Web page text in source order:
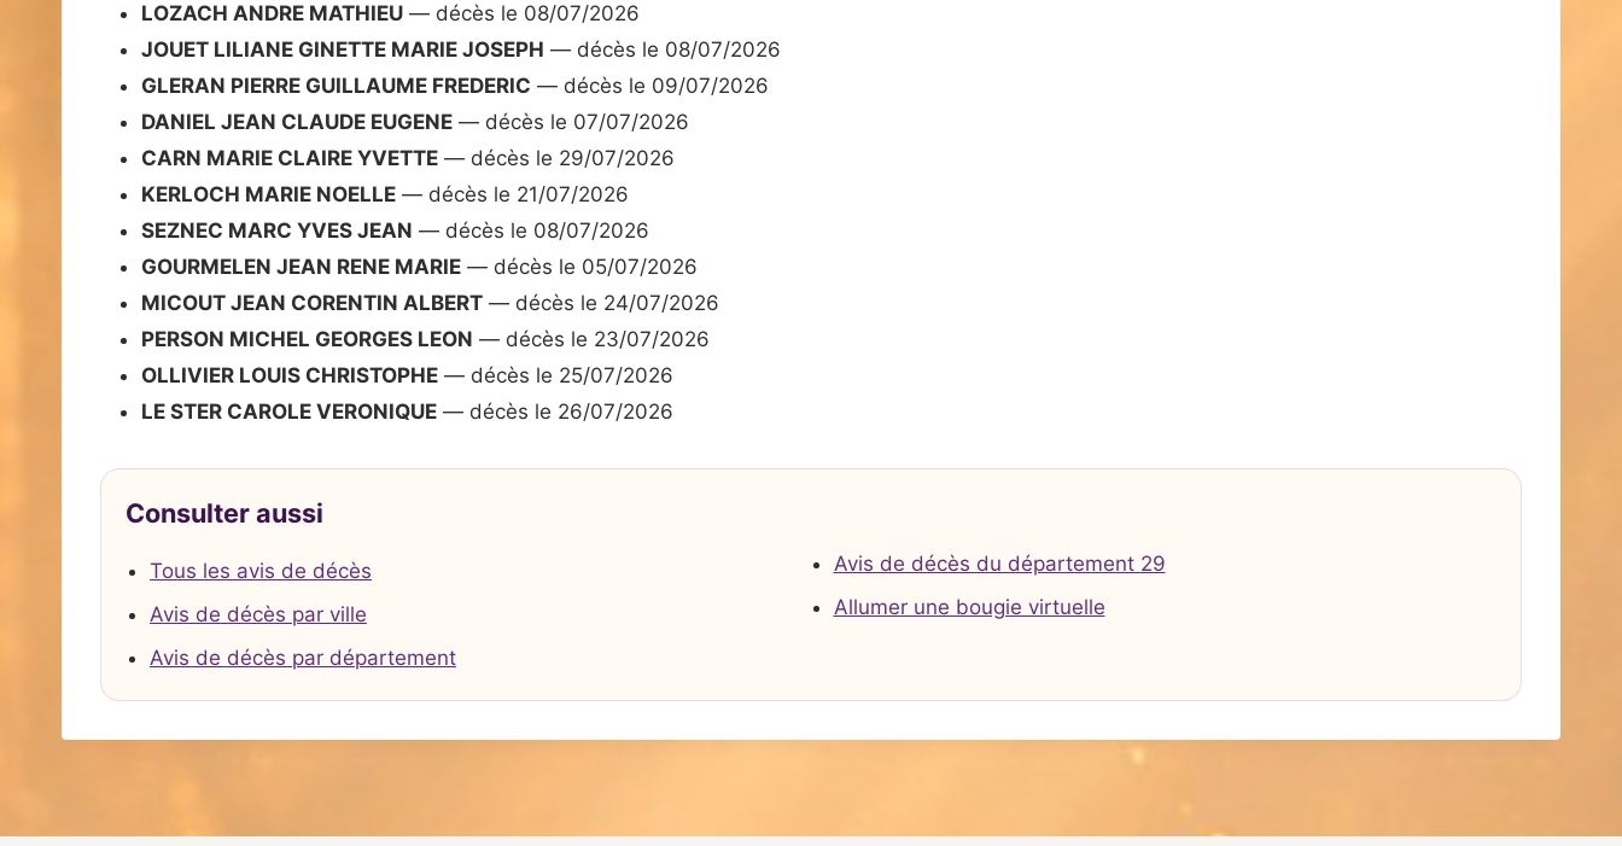
LOZACH ANDRE MATHIEU — décès le 08/07/2026
JOUET LILIANE GINETTE MARIE JOSEPH — décès le 08/07/2026
GLERAN PIERRE GUILLAUME FREDERIC — décès le 09/07/2026
DANIEL JEAN CLAUDE EUGENE — décès le 07/07/2026
CARN MARIE CLAIRE YVETTE — décès le 29/07/2026
KERLOCH MARIE NOELLE — décès le 21/07/2026
SEZNEC MARC YVES JEAN — décès le 08/07/2026
GOURMELEN JEAN RENE MARIE — décès le 05/07/2026
MICOUT JEAN CORENTIN ALBERT — décès le 24/07/2026
PERSON MICHEL GEORGES LEON — décès le 23/07/2026
OLLIVIER LOUIS CHRISTOPHE — décès le 25/07/2026
LE STER CAROLE VERONIQUE — décès le 26/07/2026
Consulter aussi
Tous les avis de décès
Avis de décès par ville
Avis de décès par département
Avis de décès du département 29
Allumer une bougie virtuelle